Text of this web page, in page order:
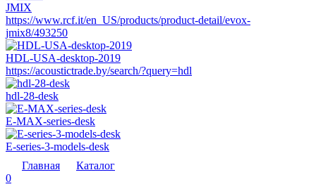
JMIX
https://www.rcf.it/en_US/products/product-detail/evox-
jmix8/493250
HDL-USA-desktop-2019
https://acoustictrade.by/search/?query=hdl
hdl-28-desk
E-MAX-series-desk
E-series-3-models-desk
Главная
Каталог
0